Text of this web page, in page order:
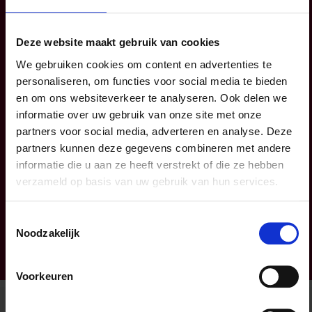
Deze website maakt gebruik van cookies
We gebruiken cookies om content en advertenties te
personaliseren, om functies voor social media te bieden
en om ons websiteverkeer te analyseren. Ook delen we
informatie over uw gebruik van onze site met onze
partners voor social media, adverteren en analyse. Deze
partners kunnen deze gegevens combineren met andere
informatie die u aan ze heeft verstrekt of die ze hebben
verzameld op basis van uw gebruik van hun services.
Noodzakelijk
Voorkeuren
Verzekering nodig? Bij
ons vindt u wat u zoekt!
Verplaatsen, wonen, sparen, beleggen én
ondernemen: bekijk ons verzekeringsaanbod
Kiezen voor P&V, da’s kiezen voor coöperatieve